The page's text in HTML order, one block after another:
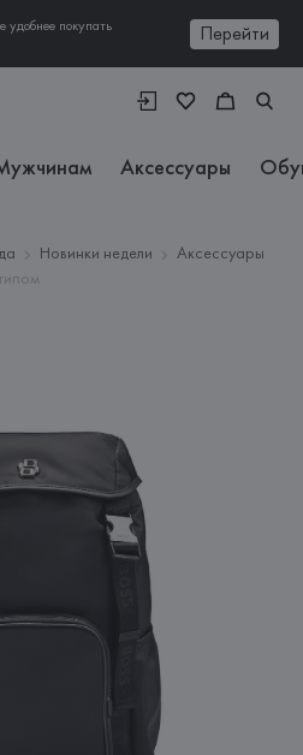
удобнее покупать
Перейти
Аксессуары
Новинки недели
Аксессуары